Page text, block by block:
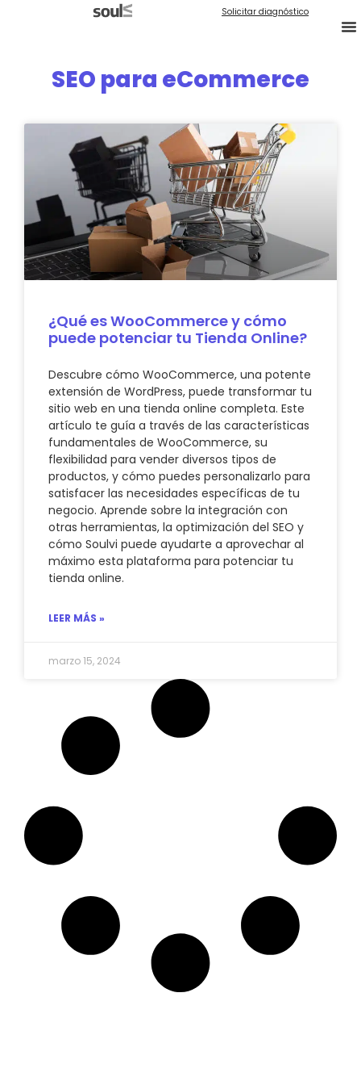
Solicitar diagnóstico
SEO para eCommerce
¿Qué es WooCommerce y cómo
puede potenciar tu Tienda Online?
Descubre cómo WooCommerce, una potente
extensión de WordPress, puede transformar tu
sitio web en una tienda online completa. Este
artículo te guía a través de las características
fundamentales de WooCommerce, su
flexibilidad para vender diversos tipos de
productos, y cómo puedes personalizarlo para
satisfacer las necesidades específicas de tu
negocio. Aprende sobre la integración con
otras herramientas, la optimización del SEO y
cómo Soulvi puede ayudarte a aprovechar al
máximo esta plataforma para potenciar tu
tienda online.
LEER MÁS »
marzo 15, 2024